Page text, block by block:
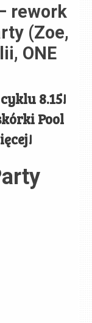
rework
(Zoe,
ONE
8.15!
Pool